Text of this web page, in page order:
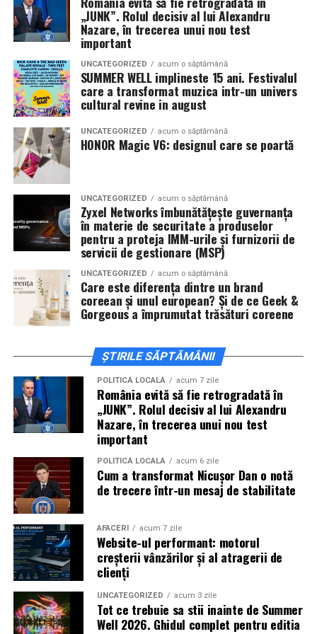
State și Azaleea Necula și regizorul Paul Decu.
Pe 13 februarie la ora 18:30, spectatorii dinIași
invitați la proiecția specială din
Mall, alături de regizorulPaul Decuși de
actoriiGabriel Vatavu, Sergiu Costache, Azaleea
Necula, Alexandra Răduță.
De „Ziua Îndrăgostiților”, pe14 februarie, în Cinema
City Iulius Mall Suceava, de la 18:30, spectatorii sunt
invitați la film alături de regizorul
actoriiSergiu Costache, Vlad si Oana Gherman,
Alexandra Răduță.
Cineplexx Băneasa Shopping City
Bucureștigăzduiește o proiecție specială în prezența
întregii echipe pe15 februarie, de la 17:30.
Craiova , regizorul Paul Decuși actorii Sergiu
Costache, Azaleea Necula și Oana Gherman vor
Mall pe 16 februarie de la ora 18:00.
ActoriiVlad Gherman, Oana Gherman și Ioana
Ginghină
vin la întâlnirea cu publicul dinCinema City
Vivo! Pitești pe 17 februarie, de la 18:30și vor
participa la o discuție după proiecție, alături de
Paul Decu.
Caravana„În pielea mea”ajunge laCinema City
Shopping City Ploiești, pe 18 februarie, de la 18:30, la
proiecția specială introdusă de regizorul
alături de actoriiIoana State, Vlad și Oana Gherman,
Azaleea Necula și Gabriel Vatavu.
O comedie actuală și spumoasă, filmul
mea”este distribuit de T.R.I.B.E. Films.
TRAILER:https://bit.ly/InPieleaMea
„JUNK”. Rolul decisiv al lui Alexandru
Nazare, în trecerea unui nou test
important
UNCATEGORIZED acum o săptămână
SUMMER WELL implineste 15 ani. Festivalul
care a transformat muzica intr-un univers
cultural revine in august
UNCATEGORIZED acum o săptămână
HONOR Magic V6: designul care se poartă
UNCATEGORIZED acum o săptămână
Zyxel Networks îmbunătățește guvernanța
în materie de securitate a produselor
pentru a proteja IMM-urile și furnizorii de
servicii de gestionare (MSP)
UNCATEGORIZED acum o săptămână
Care este diferența dintre un brand
coreean și unul european? Și de ce Geek &
Gorgeous a împrumutat trăsături coreene
ȘTIRILE SĂPTĂMÂNII
POLITICĂ LOCALĂ acum 7 zile
România evită să fie retrogradată în
„JUNK”. Rolul decisiv al lui Alexandru
Nazare, în trecerea unui nou test
important
POLITICĂ LOCALĂ acum 6 zile
Cum a transformat Nicușor Dan o notă
de trecere într-un mesaj de stabilitate
AFACERI acum 7 zile
Website-ul performant: motorul
creșterii vânzărilor și al atragerii de
clienți
UNCATEGORIZED acum 3 zile
Tot ce trebuie sa stii inainte de Summer
Well 2026. Ghidul complet pentru editia